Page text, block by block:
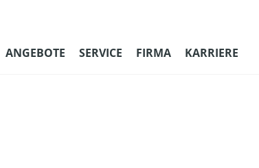
ANGEBOTE SERVICE FIRMA KARRIERE